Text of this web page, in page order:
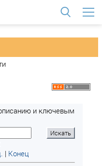
и ключевым
| Конец